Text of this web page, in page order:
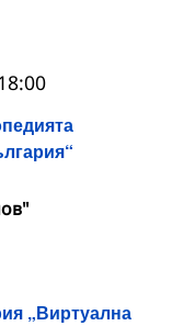
„Виртуална